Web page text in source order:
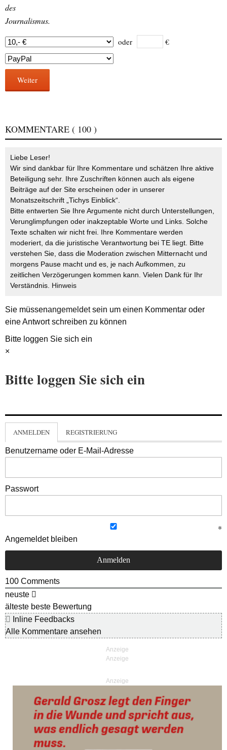
des
Journalismus.
oder €
Weiter
KOMMENTARE ( 100 )
Liebe Leser!
Wir sind dankbar für Ihre Kommentare und schätzen Ihre aktive
Beteiligung sehr. Ihre Zuschriften können auch als eigene
Beiträge auf der Site erscheinen oder in unserer
Monatszeitschrift „Tichys Einblick“.
Bitte entwerten Sie Ihre Argumente nicht durch Unterstellungen,
Verunglimpfungen oder inakzeptable Worte und Links. Solche
Texte schalten wir nicht frei. Ihre Kommentare werden
moderiert, da die juristische Verantwortung bei TE liegt. Bitte
verstehen Sie, dass die Moderation zwischen Mitternacht und
morgens Pause macht und es, je nach Aufkommen, zu
zeitlichen Verzögerungen kommen kann. Vielen Dank für Ihr
Verständnis. Hinweis
Sie müssenangemeldetsein um einen Kommentar oder
eine Antwort schreiben zu können
Bitte loggen Sie sich ein
×
Bitte loggen Sie sich ein
ANMELDEN REGISTRIERUNG
Benutzername oder E-Mail-Adresse
Passwort
Angemeldet bleiben
100 Comments
neuste
älteste beste Bewertung
Inline Feedbacks
Alle Kommentare ansehen
Anzeige